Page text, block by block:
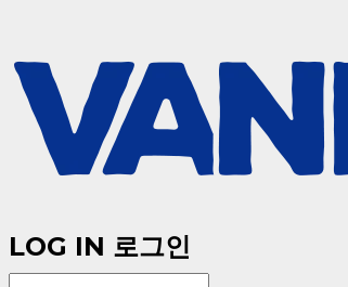
LOG IN 로그인